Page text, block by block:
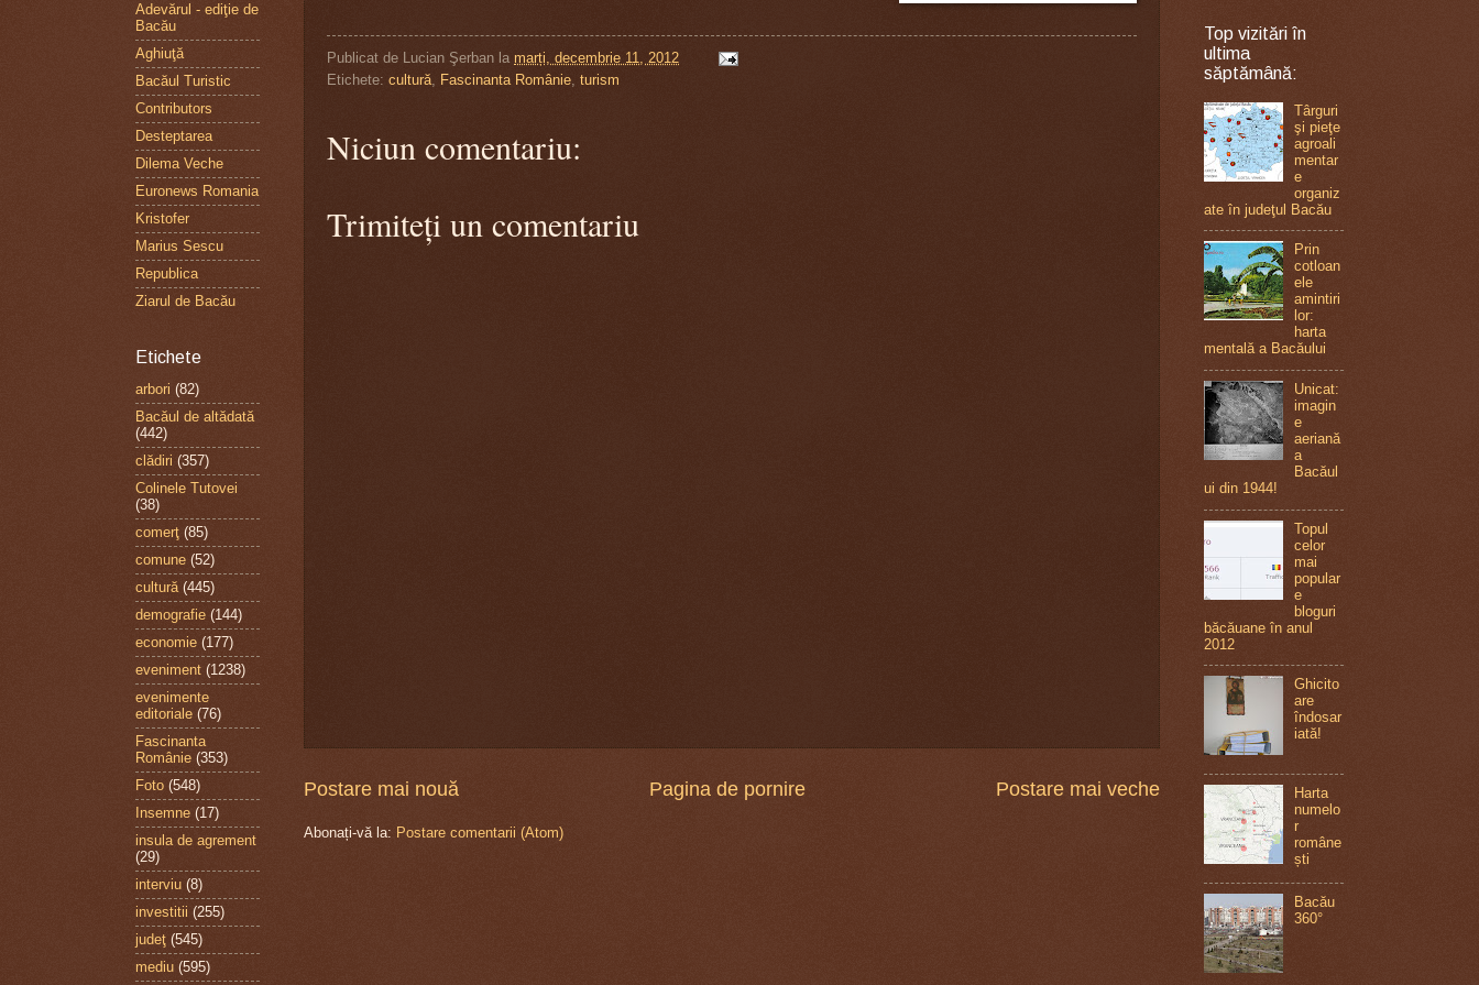
Publicat de Lucian Şerban la marți, decembrie 11, 2012
Etichete: cultură, Fascinanta Românie, turism
Niciun comentariu:
Trimiteți un comentariu
Postare mai nouă Postare mai veche
Pagina de pornire
Abonați-vă la: Postare comentarii (Atom)
Adevărul - ediţie de
Bacău
Aghiuţă
Bacăul Turistic
Contributors
Desteptarea
Dilema Veche
Euronews Romania
Kristofer
Marius Sescu
Republica
Ziarul de Bacău
Etichete
arbori (82)
Bacăul de altădată
(442)
clădiri (357)
Colinele Tutovei
(38)
comerţ (85)
comune (52)
cultură (445)
demografie (144)
economie (177)
eveniment (1238)
evenimente
editoriale (76)
Fascinanta
Românie (353)
Foto (548)
Insemne (17)
insula de agrement
(29)
interviu (8)
investitii (255)
judeţ (545)
mediu (595)
Top vizitări în
ultima
săptămână:
Târguri
şi pieţe
agroali
mentar
e
organiz
ate în judeţul Bacău
Prin
cotloan
ele
amintiri
lor:
harta
mentală a Bacăului
Unicat:
imagin
e
aeriană
a
Bacăul
ui din 1944!
Topul
celor
mai
popular
e
bloguri
băcăuane în anul
2012
Ghicito
are
îndosar
iată!
Harta
numelo
r
române
ști
Bacău
360°